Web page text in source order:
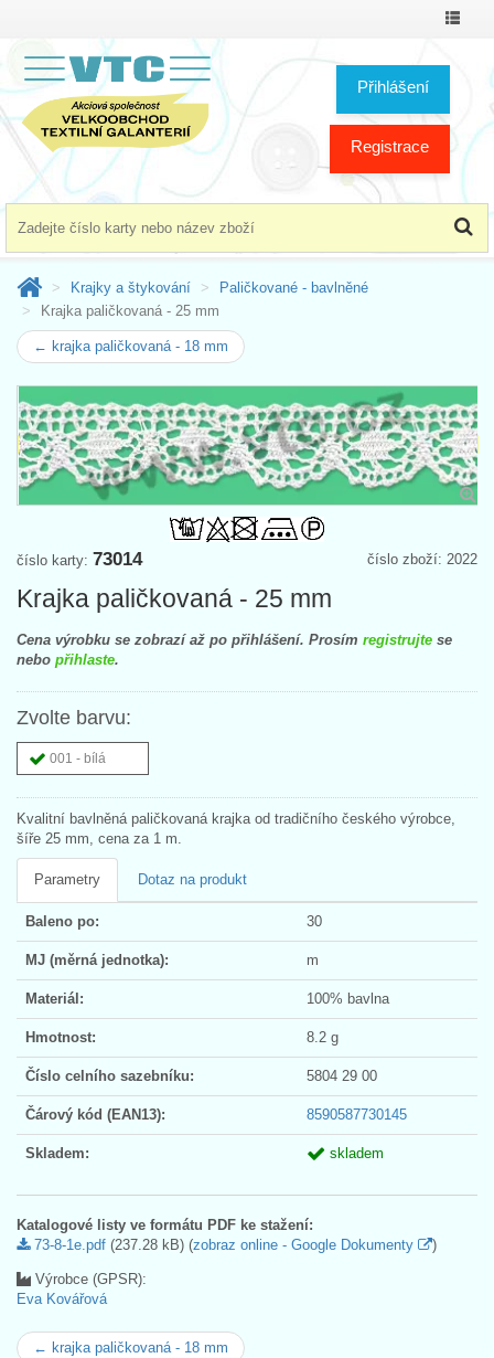
Přihlášení
Registrace
Krajky a štykování
Paličkované - bavlněné
Krajka paličkovaná - 25 mm
← krajka paličkovaná - 18 mm
číslo zboží: 2022
číslo karty: 73014
Krajka paličkovaná - 25 mm
Cena výrobku se zobrazí až po přihlášení. Prosím registrujte se
nebo přihlaste.
Zvolte barvu:
001 - bílá
Kvalitní bavlněná paličkovaná krajka od tradičního českého výrobce,
šíře 25 mm, cena za 1 m.
Parametry Dotaz na produkt
Baleno po: 30
MJ (měrná jednotka): m
Materiál: 100% bavlna
Hmotnost: 8.2 g
Číslo celního sazebníku: 5804 29 00
Čárový kód (EAN13): 8590587730145
Skladem: skladem
Katalogové listy ve formátu PDF ke stažení:
73-8-1e.pdf (237.28 kB) (zobraz online - Google Dokumenty )
Výrobce (GPSR):
Eva Kovářová
← krajka paličkovaná - 18 mm